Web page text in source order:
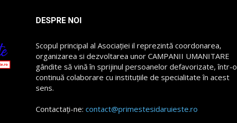
DESPRE NOI
Scopul principal al Asociației il reprezintă coordonarea,
organizarea si dezvoltarea unor CAMPANII UMANITARE
gândite să vină în sprijinul persoanelor defavorizate, într-o
continuă colaborare cu instituțiile de specialitate în acest
sens.
Contactați-ne: contact@primestesidaruieste.ro